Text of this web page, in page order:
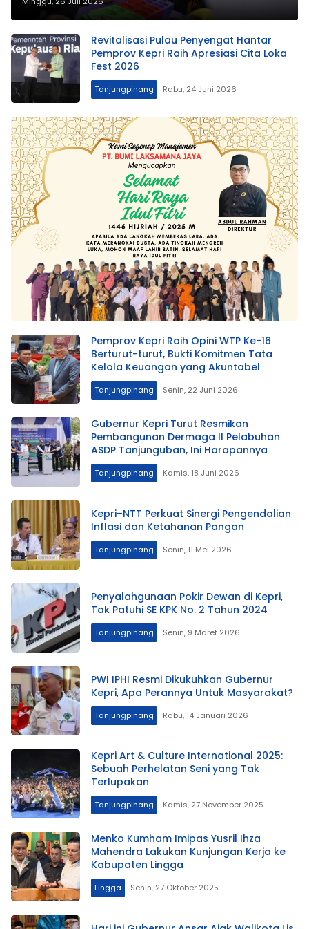
Berkualitas untuk Semua
Revitalisasi Pulau Penyengat Hantar
Pemprov Kepri Raih Apresiasi Cita Loka
Fest 2026
Tanjungpinang Rabu, 24 Juni 2026
Pemprov Kepri Raih Opini WTP Ke-16
Berturut-turut, Bukti Komitmen Tata
Kelola Keuangan yang Akuntabel
Tanjungpinang Senin, 22 Juni 2026
Gubernur Kepri Turut Resmikan
Pembangunan Dermaga II Pelabuhan
ASDP Tanjunguban, Ini Harapannya
Tanjungpinang Kamis, 18 Juni 2026
Kepri–NTT Perkuat Sinergi Pengendalian
Inflasi dan Ketahanan Pangan
Tanjungpinang Senin, 11 Mei 2026
Penyalahgunaan Pokir Dewan di Kepri,
Tak Patuhi SE KPK No. 2 Tahun 2024
Tanjungpinang Senin, 9 Maret 2026
PWI IPHI Resmi Dikukuhkan Gubernur
Kepri, Apa Perannya Untuk Masyarakat?
Tanjungpinang Rabu, 14 Januari 2026
Kepri Art & Culture International 2025:
Sebuah Perhelatan Seni yang Tak
Terlupakan
Tanjungpinang Kamis, 27 November 2025
Menko Kumham Imipas Yusril Ihza
Mahendra Lakukan Kunjungan Kerja ke
Kabupaten Lingga
Lingga Senin, 27 Oktober 2025